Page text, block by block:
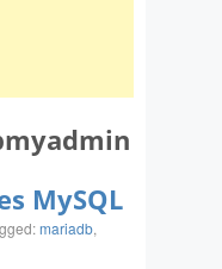
MySQL
mariadb,